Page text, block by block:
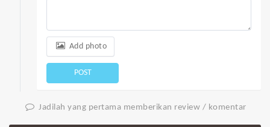
Add photo
POST
Jadilah yang pertama memberikan review / komentar